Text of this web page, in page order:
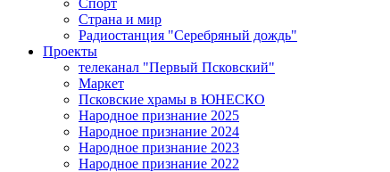
Спорт
Страна и мир
Радиостанция "Серебряный дождь"
Проекты
телеканал "Первый Псковский"
Маркет
Псковские храмы в ЮНЕСКО
Народное признание 2025
Народное признание 2024
Народное признание 2023
Народное признание 2022